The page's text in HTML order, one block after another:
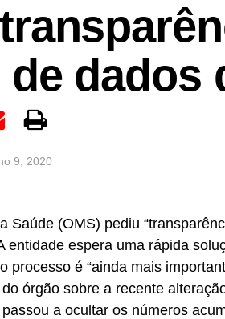
dados
9, 2020
Saúde (OMS) pediu
entidade espera uma rápida
processo é “ainda mais
órgão sobre a recente
a ocultar os números